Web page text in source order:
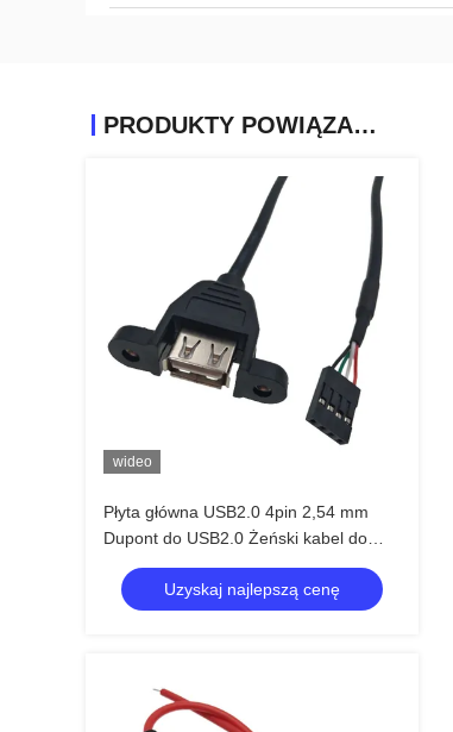
PRODUKTY POWIĄZANE
wideo
Płyta główna USB2.0 4pin 2,54 mm
Dupont do USB2.0 Żeński kabel do
montażu na panelu USB
Uzyskaj najlepszą cenę